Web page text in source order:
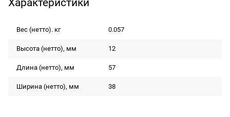
Характеристики
Вес (нетто). кг 0.057
Высота (нетто), мм 12
Длина (нетто), мм 57
Ширина (нетто), мм 38